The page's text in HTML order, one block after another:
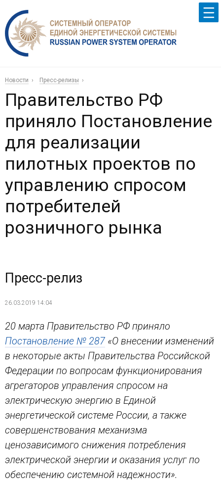
Новости Пресс-релизы
Правительство РФ
приняло Постановление
для реализации
пилотных проектов по
управлению спросом
потребителей
розничного рынка
Пресс-релиз
26.03.2019 14:04
20 марта Правительство РФ приняло
Постановление № 287 «О внесении изменений
в некоторые акты Правительства Российской
Федерации по вопросам функционирования
агрегаторов управления спросом на
электрическую энергию в Единой
энергетической системе России, а также
совершенствования механизма
ценозависимого снижения потребления
электрической энергии и оказания услуг по
обеспечению системной надежности».